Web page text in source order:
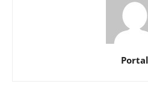
Portal